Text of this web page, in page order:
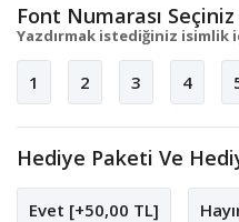
Font Numarası Seçiniz
Yazdırmak istediğiniz
1 2 3 4
Hediye Paketi Ve
Evet [+50,00 TL]